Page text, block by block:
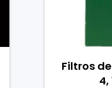
Filtros